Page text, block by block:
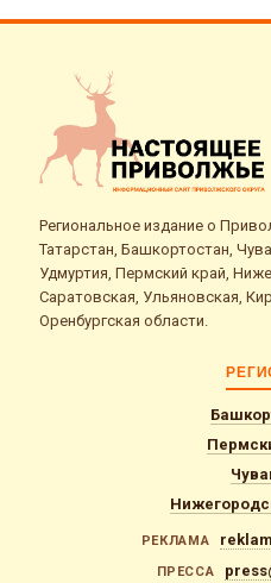
Региональное издание о
Татарстан, Башкортостан,
Удмуртия, Пермский край,
Саратовская, Ульяновская,
Оренбургская области.
РЕКЛАМА
ПРЕССА